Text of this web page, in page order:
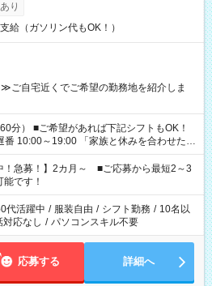
り
給（ガソリン代もOK！）
ご自宅近くでご希望の勤務地を紹介しま
フトもOK！
「家族と休みを合わせた
夕飯の準備がしたい」 「できれば残業はし
を教えてくださいね。 ※Wワーク希望
事で希望する勤務時間と、もう1つのお仕事
週40時間を超える場合は応募できません。
！急募！】2カ月～ ■ご応募から最短2～3
です！
代活躍中 / 服装自由 / シフト勤務 / 10名以
対応なし / パソコンスキル不要
応募する 詳細へ